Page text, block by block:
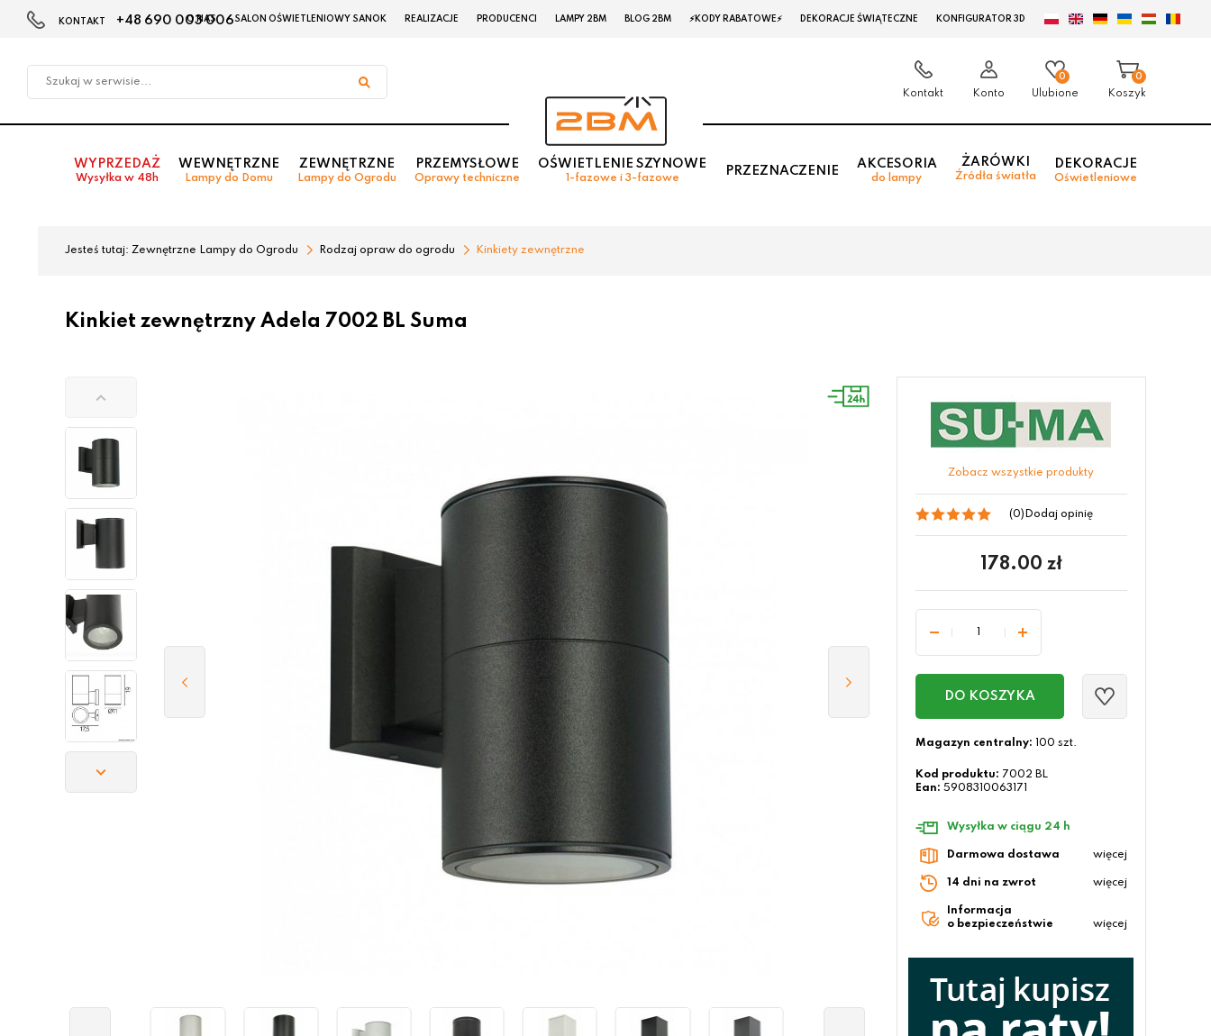
w
KONTAKT +48 690 003 006
O NAS SALON OŚWIETLENIOWY SANOK REALIZACJE PRODUCENCI LAMPY 2BM BLOG 2BM ⚡KODY RABATOWE⚡ DEKORACJE ŚWIĄTECZNE KONFIGURATOR 3D
Kontakt Konto
0
Ulubione
0
Koszyk
WYPRZEDAŻ
Wysyłka w 48h
WEWNĘTRZNE
Lampy do Domu
ZEWNĘTRZNE
Lampy do Ogrodu
PRZEMYSŁOWE
Oprawy techniczne
OŚWIETLENIE SZYNOWE
1-fazowe i 3-fazowe
PRZEZNACZENIE
AKCESORIA
do lampy
ŻARÓWKI
Źródła światła
DEKORACJE
Oświetleniowe
Jesteś tutaj: Zewnętrzne Lampy do Ogrodu Rodzaj opraw do ogrodu Kinkiety zewnętrzne
Kinkiet zewnętrzny Adela 7002 BL Suma
Zobacz wszystkie produkty
(0) Dodaj opinię
178.00 zł
DO KOSZYKA
Magazyn centralny: 100 szt.
Kod produktu: 7002 BL
Ean: 5908310063171
Wysyłka w ciągu 24 h
Darmowa dostawa więcej
14 dni na zwrot więcej
Informacja
o bezpieczeństwie
więcej